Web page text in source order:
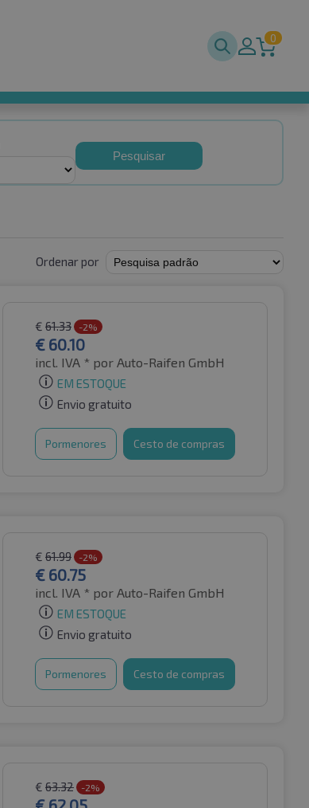
0
Pesquisar
Ordenar por
€ 61.33 -2%
€ 60.10
incl. IVA * por Auto-Raifen GmbH
EM ESTOQUE
Envio gratuito
Pormenores Cesto de compras
€ 61.99 -2%
€ 60.75
incl. IVA * por Auto-Raifen GmbH
EM ESTOQUE
Envio gratuito
Pormenores Cesto de compras
€ 63.32 -2%